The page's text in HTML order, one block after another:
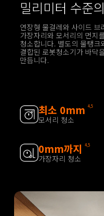
밀리미터 수준
연장형 물걸레와 사이드 브
가장자리와 모서리의 먼지
청소합니다. 별도의 물탱크
결합된 로봇청소기가 바닥
만듭니다.
최소 0mm 4,5
모서리 청소
0mm까지 4,5
가장자리 청소